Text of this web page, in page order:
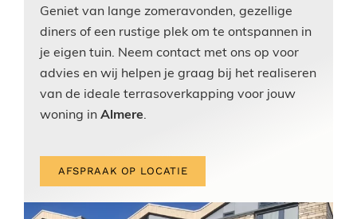
Geniet van lange zomeravonden, gezellige
diners of een rustige plek om te ontspannen in
je eigen tuin. Neem contact met ons op voor
advies en wij helpen je graag bij het realiseren
van de ideale terrasoverkapping voor jouw
woning inAlmere
AFSPRAAK OP LOCATIE